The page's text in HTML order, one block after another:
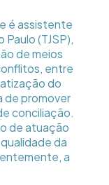
é assistente
Paulo (TJSP),
de meios
entre
do
de promover
conciliação.
de atuação
da
a